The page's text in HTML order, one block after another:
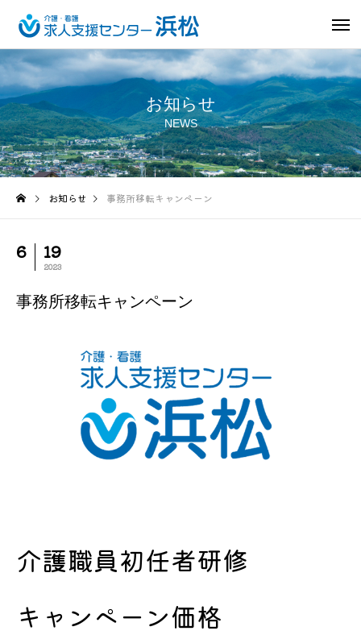
お知らせ
NEWS
お知らせ 事務所移転キャンペーン
6 19
2023
事務所移転キャンペーン
介護職員初任者研修
キャンペーン価格